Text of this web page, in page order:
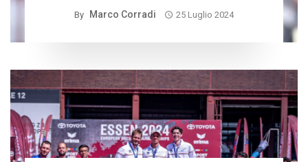
By Marco Corradi 25 Luglio 2024